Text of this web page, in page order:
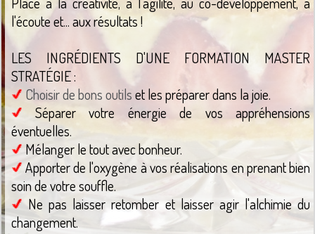
l'écoute et... aux résultats !
LES INGRÉDIENTS D'UNE FORMATION MASTER
STRATÉGIE :
Choisir de bons outilset les préparer dans la joie.
Séparer votre énergie de vos appréhensions
éventuelles.
Mélanger le tout avec bonheur.
Apporter de l'oxygène à vos réalisations en prenant bien
soin de votre souffle.
Ne pas laisser retomber et laisser agir l'alchimie du
changement.